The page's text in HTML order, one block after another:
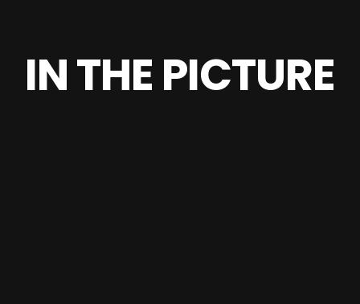
IN THE PICTURE